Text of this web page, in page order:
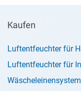
Kaufen
Luftentfeuchter für
Luftentfeuchter für